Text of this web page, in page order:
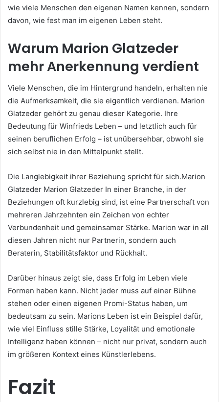
wie viele Menschen den eigenen Namen kennen, sondern
davon, wie fest man im eigenen Leben steht.
Warum Marion Glatzeder
mehr Anerkennung verdient
Viele Menschen, die im Hintergrund handeln, erhalten nie
die Aufmerksamkeit, die sie eigentlich verdienen. Marion
Glatzeder gehört zu genau dieser Kategorie. Ihre
Bedeutung für Winfrieds Leben – und letztlich auch für
seinen beruflichen Erfolg – ist unübersehbar, obwohl sie
sich selbst nie in den Mittelpunkt stellt.
Die Langlebigkeit ihrer Beziehung spricht für sich.Marion
Glatzeder Marion Glatzeder In einer Branche, in der
Beziehungen oft kurzlebig sind, ist eine Partnerschaft von
mehreren Jahrzehnten ein Zeichen von echter
Verbundenheit und gemeinsamer Stärke. Marion war in all
diesen Jahren nicht nur Partnerin, sondern auch
Beraterin, Stabilitätsfaktor und Rückhalt.
Darüber hinaus zeigt sie, dass Erfolg im Leben viele
Formen haben kann. Nicht jeder muss auf einer Bühne
stehen oder einen eigenen Promi-Status haben, um
bedeutsam zu sein. Marions Leben ist ein Beispiel dafür,
wie viel Einfluss stille Stärke, Loyalität und emotionale
Intelligenz haben können – nicht nur privat, sondern auch
im größeren Kontext eines Künstlerlebens.
Fazit